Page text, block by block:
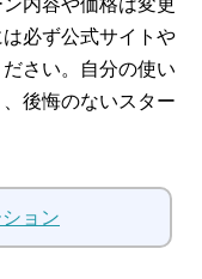
必ず公式サイトや
さい。自分の使い
後悔のないスター
ョン